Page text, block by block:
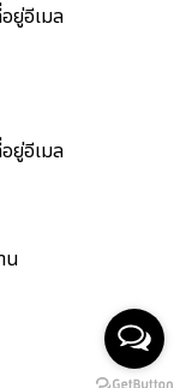
ยู่อีเมล
ยู่อีเมล
น